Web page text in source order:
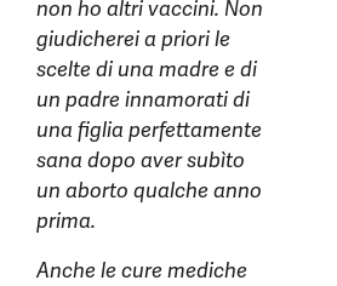
non ho altri vaccini. Non
giudicherei a priori le
scelte di una madre e di
un padre innamorati di
una figlia perfettamente
sana dopo aver subìto
un aborto qualche anno
prima.
Anche le cure mediche